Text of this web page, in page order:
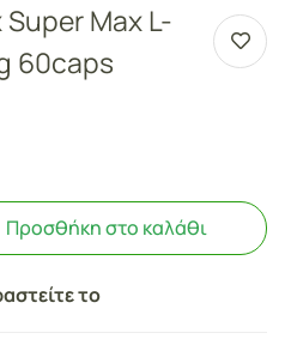
Max L-
60caps
Προσθήκη στο καλάθι
το